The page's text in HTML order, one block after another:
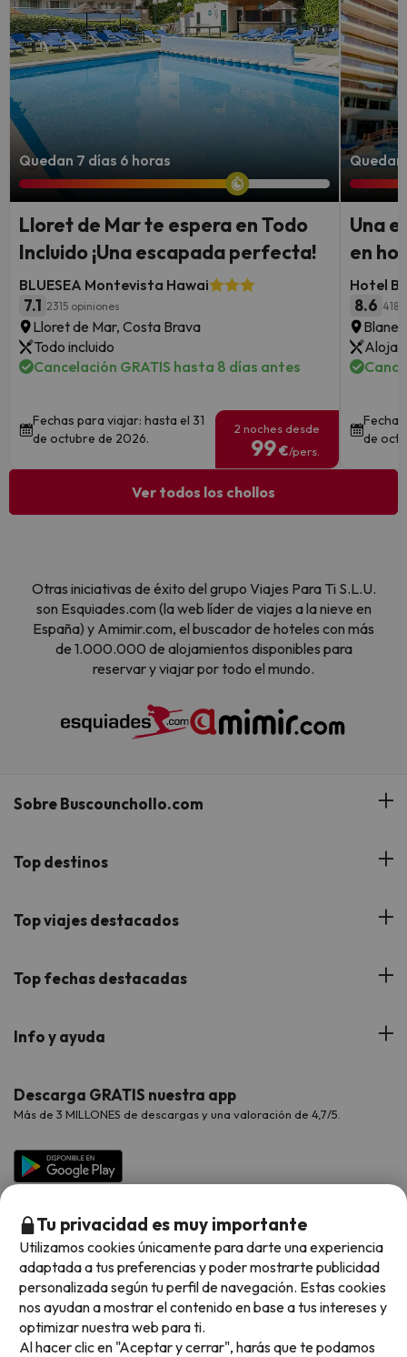
Quedan 7 días 6 horas
Lloret de Mar te espera en Todo
Incluido ¡Una escapada perfecta!
BLUESEA Montevista Hawai
7.1 2315 opiniones
Lloret de Mar, Costa Brava
Todo incluido
Cancelación GRATIS hasta 8 días antes
Fechas para viajar: hasta el 31
de octubre de 2026.
2 noches desde
99€/pers.
Quedan
Una
en
Hotel
8.6
de
Ver todos los chollos
Otras iniciativas de éxito del grupo Viajes Para Ti S.L.U.
son Esquiades.com (la web líder de viajes a la nieve en
España) y Amimir.com, el buscador de hoteles con más
de 1.000.000 de alojamientos disponibles para
reservar y viajar por todo el mundo.
Sobre Buscounchollo.com
¿Quiénes somos?
Buscounchollo en los medios
Proveedores
Viajes para grupos
Top destinos
Hoteles Andalucía
Hoteles Cataluña
Hoteles Galicia
Hoteles Salou
Top viajes destacados
Viajes con Niños
Viajes de Novios
Chollos con Todo Incluido
Chollos en la playa
Hoteles con toboganes
Selección de la Newsletter
Los favoritos de nuestros clientes
Top fechas destacadas
Verano
Vacaciones en Agosto
Vacaciones en Octubre
Vacaciones en Noviembre
Info y ayuda
Contáctanos
Preguntas frecuentes
Descarga GRATIS nuestra app
Más de 3 MILLONES de descargas y una valoración de 4,7/5.
Métodos de pago disponibles
Tu privacidad es muy importante
Utilizamos cookies únicamente para darte una experiencia
adaptada a tus preferencias y poder mostrarte publicidad
personalizada según tu perfil de navegación. Estas cookies
nos ayudan a mostrar el contenido en base a tus intereses y
optimizar nuestra web para ti.
Al hacer clic en "Aceptar y cerrar", harás que te podamos